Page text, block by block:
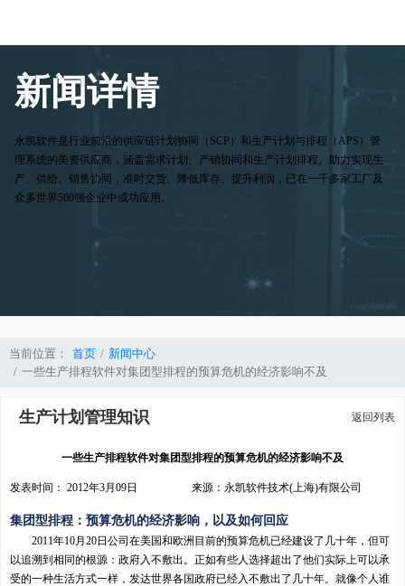
新闻详情
永凯软件是行业前沿的供应链计划协同（SCP）和生产计划与排程（APS）管
理系统的美资供应商，涵盖需求计划、产销协同和生产计划排程。助力实现生
产、供给、销售协同，准时交货、降低库存、提升利润，已在一千多家工厂及
众多世界500强企业中成功应用。
当前位置： 首页
新闻中心
一些生产排程软件对集团型排程的预算危机的经济影响不及
生产计划管理知识 返回列表
一些生产排程软件对集团型排程的预算危机的经济影响不及
发表时间： 2012年3月09日 来源：永凯软件技术(上海)有限公司
集团型排程：预算危机的经济影响，以及如何回应
2011年10月20日公司在美国和欧洲目前的预算危机已经建设了几十年，但可
以追溯到相同的根源：政府入不敷出。正如有些人选择超出了他们实际上可以承
受的一种生活方式一样，发达世界各国政府已经入不敷出了几十年。就像个人谁